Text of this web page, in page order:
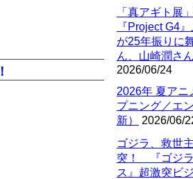
「真アギト展
『Project G4
が25年振りに
ん、山崎潤さ
2026/06/24
2026年 夏ア
プニング／エ
新）
2026/06/
ゴジラ、救世
突！ 『ゴジ
ス』超激突ビ